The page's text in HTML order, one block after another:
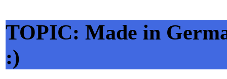
TOPIC: Made in
:)